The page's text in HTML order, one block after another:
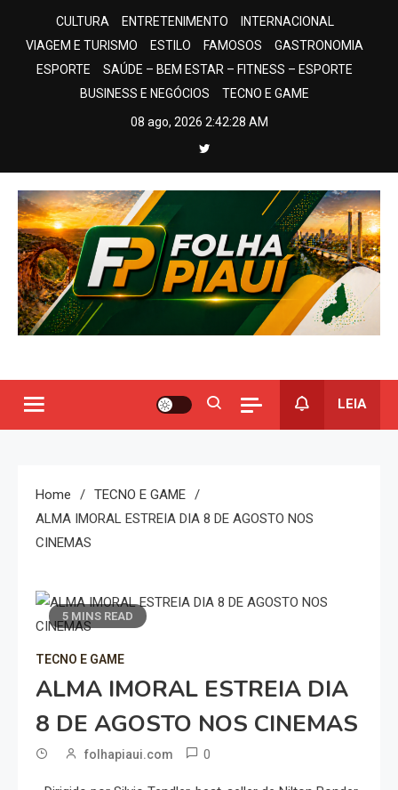
CULTURA ENTRETENIMENTO
INTERNACIONAL
VIAGEM E TURISMO
ESTILO FAMOSOS
GASTRONOMIA
ESPORTE
SAÚDE – BEM ESTAR – FITNESS – ESPORTE
BUSINESS E NEGÓCIOS
TECNO E GAME
08 ago, 2026 2:42:28 AM
LEIA
Home
TECNO E GAME
ALMA IMORAL ESTREIA DIA 8 DE AGOSTO NOS
CINEMAS
5 MINS READ
TECNO E GAME
ALMA IMORAL ESTREIA DIA
8 DE AGOSTO NOS CINEMAS
folhapiaui.com 0